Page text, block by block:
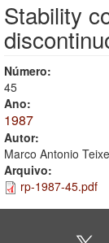
Stability
Número:
45
Ano:
1987
Autor:
Marco Antonio
Arquivo:
rp-1987-45.pdf